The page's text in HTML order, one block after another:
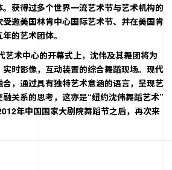
获得过多个世界一流艺术节与艺术机构的
邀美国林肯中心国际艺术节、并在美国肯
的艺术团体。
艺术中心的开幕式上，沈伟及其舞团将为
时影像，互动装置的综合舞蹈现场。现代
，通过具有独特艺术意涵的语言，呈现艺
关系的思考，这亦是“纽约沈伟舞蹈艺术”
年中国国家大剧院舞蹈节之后，再次来